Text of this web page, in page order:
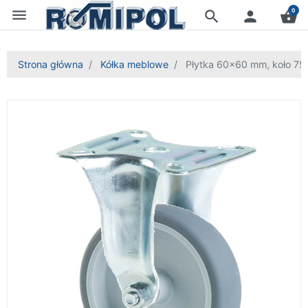
menu search person shopping_basket
0
Strona główna Kółka meblowe Płytka 60x60 mm, koło 75